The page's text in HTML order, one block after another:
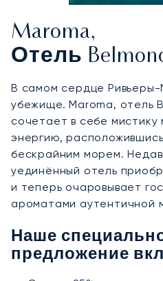
Maroma,
Отель
В самом сердце
убежище. Maroma, отель
сочетает в себе
энергию,
бескрайним морем.
уединённый отель
и теперь очаровывает
ароматами аутентичной
Наше
предложение